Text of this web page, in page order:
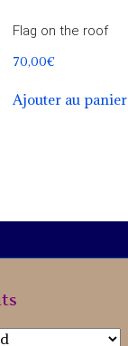
Flag on the roof
70,00€
Ajouter au panier